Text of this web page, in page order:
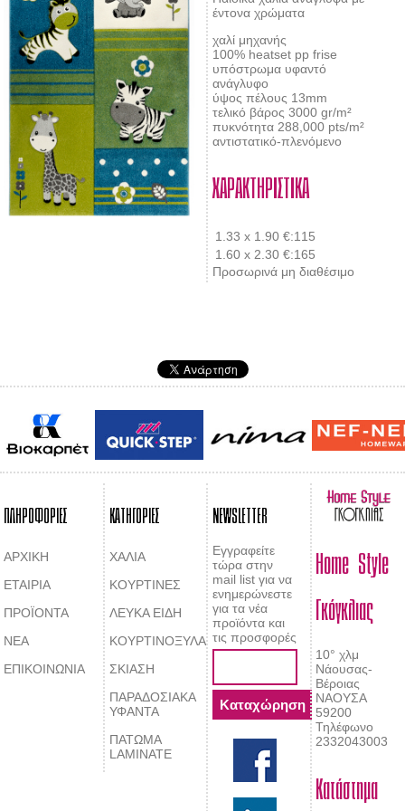
έντονα χρώματα
χαλί μηχανής
100% heatset pp frise
υπόστρωμα υφαντό
ανάγλυφο
ύψος πέλους 13mm
τελικό βάρος 3000 gr/m²
πυκνότητα 288,000 pts/m²
αντιστατικό-πλενόμενο
ΧΑΡΑΚΤΗΡΙΣΤΙΚΑ
1.33 x 1.90 €:115
1.60 x 2.30 €:165
Προσωρινά μη διαθέσιμο
ΠΛΗΡΟΦΟΡΙΕΣ
ΑΡΧΙΚΗ
ΕΤΑΙΡΙΑ
ΠΡΟΪΟΝΤΑ
ΝΕΑ
ΕΠΙΚΟΙΝΩΝΙΑ
ΚΑΤΗΓΟΡΙΕΣ
ΧΑΛΙΑ
ΚΟΥΡΤΙΝΕΣ
ΛΕΥΚΑ ΕΙΔΗ
ΚΟΥΡΤΙΝΟΞΥΛΑ
ΣΚΙΑΣΗ
ΠΑΡΑΔΟΣΙΑΚΑ
ΥΦΑΝΤΑ
ΠΑΤΩΜΑ
LAMINATE
NEWSLETTER
Εγγραφείτε
τώρα στην
mail list για να
ενημερώνεστε
για τα νέα
προϊόντα και
τις προσφορές
Home Style
Γκόγκλιας
10° χλμ
Νάουσας-
Βέροιας
ΝΑΟΥΣΑ
59200
Τηλέφωνο
2332043003
Κατάστημα